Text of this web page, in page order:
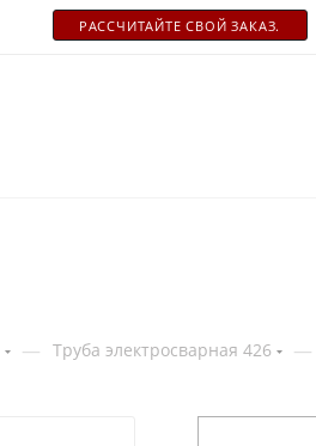
РАСCЧИТАЙТЕ СВОЙ ЗАКАЗ.
— Труба электросварная 426 —